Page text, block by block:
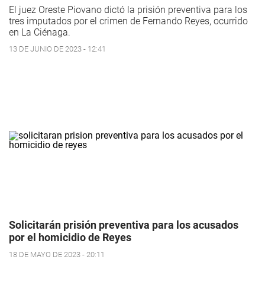
El juez Oreste Piovano dictó la prisión preventiva para los
tres imputados por el crimen de Fernando Reyes, ocurrido
en La Ciénaga.
13 DE JUNIO DE 2023 - 12:41
Solicitarán prisión preventiva para los acusados
por el homicidio de Reyes
18 DE MAYO DE 2023 - 20:11